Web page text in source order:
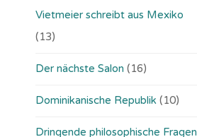
Vietmeier schreibt aus Mexiko
(13)
Der nächste Salon (16)
Dominikanische Republik (10)
Dringende philosophische Fragen